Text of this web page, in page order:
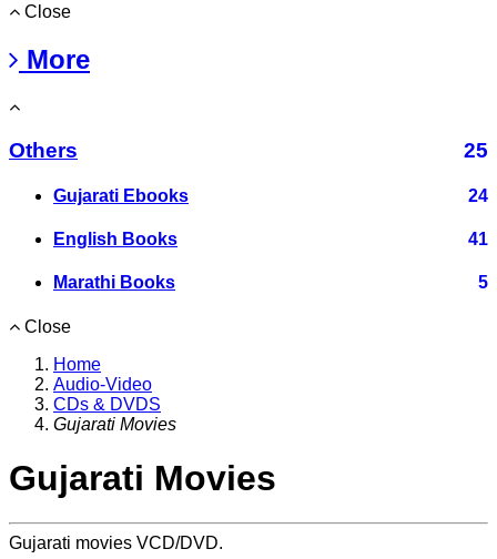
Close
More
Others 25
Gujarati Ebooks 24
English Books 41
Marathi Books 5
Close
Home
Audio-Video
CDs & DVDS
Gujarati Movies
Gujarati Movies
Gujarati movies VCD/DVD.